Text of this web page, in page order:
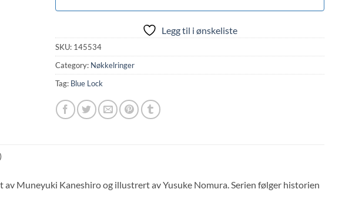
Legg til i ønskeliste
SKU: 145534
Category: Nøkkelringer
Tag: Blue Lock
av Muneyuki Kaneshiro og illustrert av Yusuke Nomura. Serien følger historien